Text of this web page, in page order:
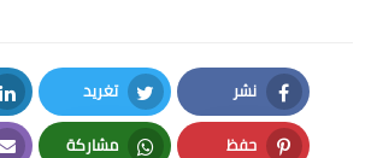
نشر
Facebook
تغريد
Twitter
حفظ مشاركة